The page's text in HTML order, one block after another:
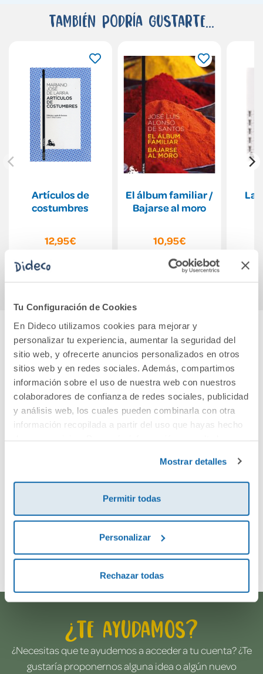
Tu Configuración de Cookies
En Dideco utilizamos cookies para mejorar y
personalizar tu experiencia, aumentar la seguridad del
sitio web, y ofrecerte anuncios personalizados en otros
sitios web y en redes sociales. Además, compartimos
información sobre el uso de nuestra web con nuestros
colaboradores de confianza de redes sociales, publicidad
y análisis web, los cuales pueden combinarla con otra
información recopilada a partir del uso que hayas hecho
Mostrar detalles
Permitir todas
Personalizar
Rechazar todas
También podría gustarte...
Artículos de
costumbres
12,95€
Comprar
El álbum familiar /
Bajarse al moro
10,95€
Comprar
La
Cuéntanos tu opinión
¡Sé el primero en valorar este producto!
Debes iniciar sesión para poder valorarlo
¿Te ayudamos?
¿Necesitas que te ayudemos a acceder a tu cuenta? ¿Te
gustaría proponernos alguna idea o algún nuevo